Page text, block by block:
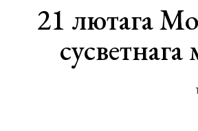
21 лютага